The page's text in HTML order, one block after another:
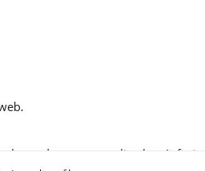
producto personalizadas,